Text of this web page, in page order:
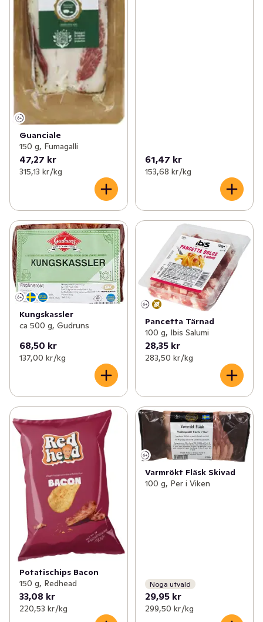
Guanciale
150 g, Fumagalli
47,27 kr
315,13 kr /kg
61,47 kr
153,68 kr /kg
Kungskassler
ca 500 g, Gudruns
68,50 kr
137,00 kr /kg
Pancetta Tärnad
100 g, Ibis Salumi
28,35 kr
283,50 kr /kg
Potatischips Bacon
150 g, Redhead
33,08 kr
220,53 kr /kg
Varmrökt Fläsk Skivad
100 g, Per i Viken
Noga utvald
29,95 kr
299,50 kr /kg